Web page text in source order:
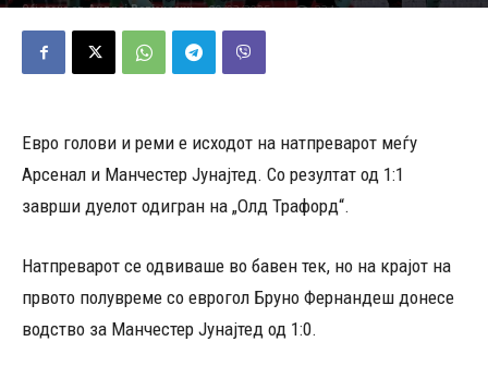
Објавено од Андреј Велјаноски - 09/03/2025 224
Евро голови и реми е исходот на натпреварот меѓу
Арсенал и Манчестер Јунајтед. Со резултат од 1:1
заврши дуелот одигран на „Олд Трафорд“.
Натпреварот се одвиваше во бавен тек, но на крајот на
првото полувреме со еврогол Бруно Фернандеш донесе
водство за Манчестер Јунајтед од 1:0.